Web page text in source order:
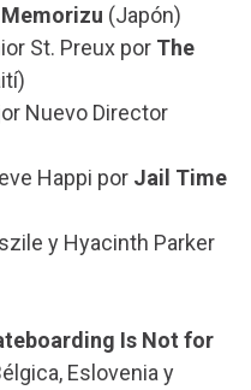
Memorizu (Japón)
St. Preux por The
Nuevo Director
Happi por Jail Time
y Hyacinth Parker
Is Not for
Eslovenia y